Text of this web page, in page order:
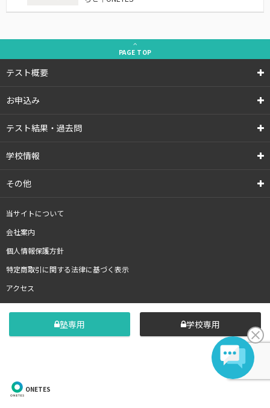
PAGE TOP
テスト概要
お申込み
テスト結果・過去問
学校情報
その他
当サイトについて
会社案内
個人情報保護方針
特定商取引に関する法律に基づく表示
アクセス
塾専用 学校専用
ONETES